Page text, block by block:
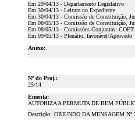
Em 29/04/13 - Departamento Legislativo
Em 30/04/13 - Leitura no Expediente
Em 30/04/13 - Comissão de Constituição,
Em 08/05/13 - Comissão de Constituição,
Em 08/05/13 - Comissões Conjuntas: COFT
Em 09/05/13 - Plenário, favorável/Aprovado
Anexo:
-
Nº do Proj.:
25/14
Ementa:
AUTORIZA A PERMUTA DE BEM
Descrição: ORIUNDO DA MENSAGEM Nº